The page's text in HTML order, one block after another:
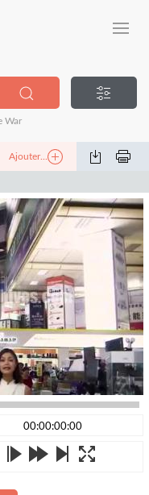
War
Ajouter...
00:00:00:00